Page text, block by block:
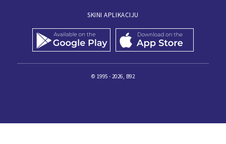
SKINI APLIKACIJU
© 1995 - 2026, B92